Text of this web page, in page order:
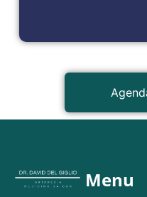
Menu